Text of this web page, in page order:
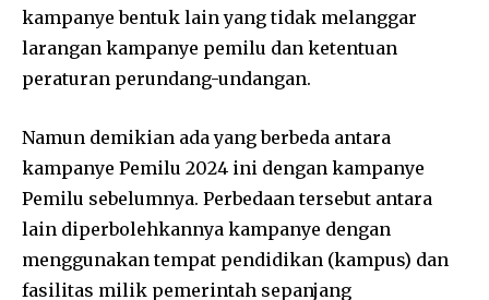
kampanye bentuk lain yang tidak melanggar
larangan kampanye pemilu dan ketentuan
peraturan perundang-undangan.
Namun demikian ada yang berbeda antara
kampanye Pemilu 2024 ini dengan kampanye
Pemilu sebelumnya. Perbedaan tersebut antara
lain diperbolehkannya kampanye dengan
menggunakan tempat pendidikan (kampus) dan
fasilitas milik pemerintah sepanjang